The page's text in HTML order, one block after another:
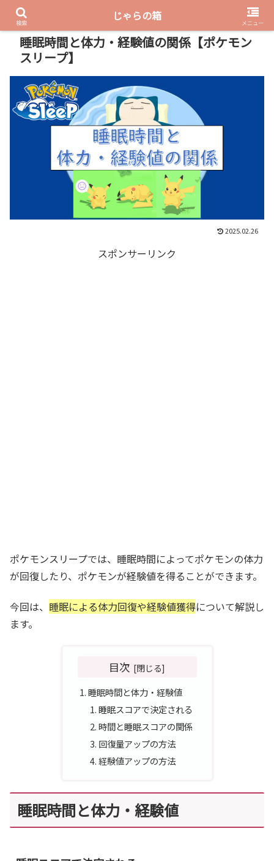
PR
睡眠時間と体力・経験値の関係【ポケモン
スリープ】
2025.02.26
スポンサーリンク
ポケモンスリープでは、睡眠時間によってポケモンの体力
が回復したり、ポケモンが経験値を得ることができます。
今回は、 睡眠による体力回復や経験値獲得について解説し
ます。
目次
睡眠時間と体力・経験値
睡眠スコアで決定される
時間と睡眠スコアの関係
回復量アップの方法
経験値アップの方法
睡眠時間と体力・経験値
検索
じゃらの箱
メニュー